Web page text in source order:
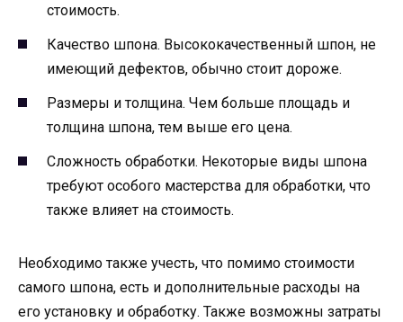
стоимость.
Качество шпона. Высококачественный шпон, не
имеющий дефектов, обычно стоит дороже.
Размеры и толщина. Чем больше площадь и
толщина шпона, тем выше его цена.
Сложность обработки. Некоторые виды шпона
требуют особого мастерства для обработки, что
также влияет на стоимость.
Необходимо также учесть, что помимо стоимости
самого шпона, есть и дополнительные расходы на
его установку и обработку. Также возможны затраты